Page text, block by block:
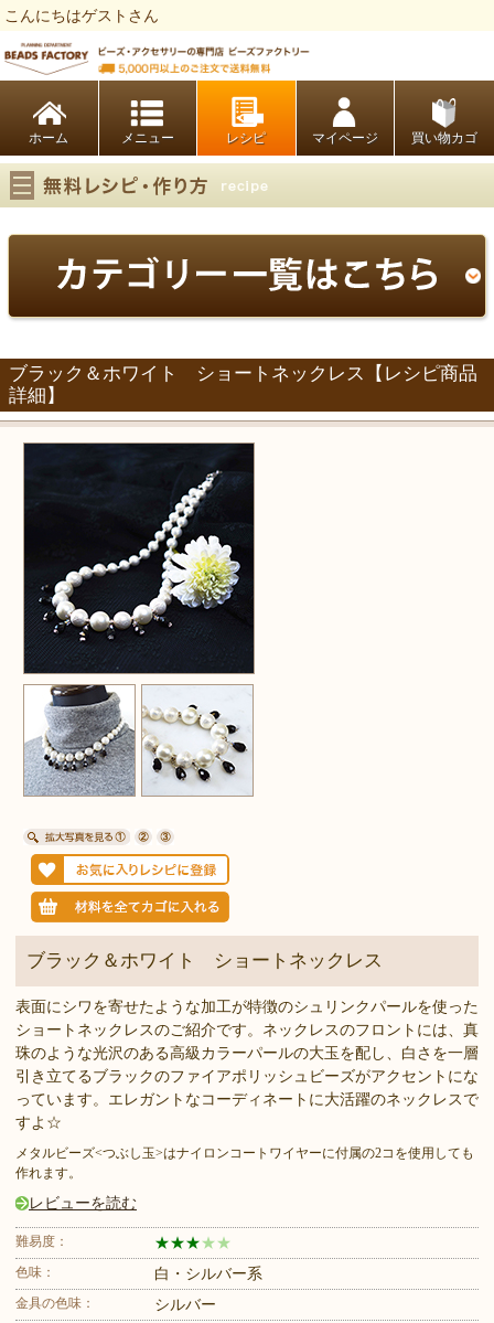
こんにちはゲストさん
ホーム レシピ マイページ 買い物カゴ
ブラック＆ホワイト ショートネックレス【レシピ商品
詳細】
ブラック＆ホワイト ショートネックレス
表面にシワを寄せたような加工が特徴のシュリンクパールを使った
ショートネックレスのご紹介です。ネックレスのフロントには、真
珠のような光沢のある高級カラーパールの大玉を配し、白さを一層
引き立てるブラックのファイアポリッシュビーズがアクセントにな
っています。エレガントなコーディネートに大活躍のネックレスで
すよ☆
メタルビーズ<つぶし玉>はナイロンコートワイヤーに付属の2コを使用しても
作れます。
レビューを読む
難易度： ★★★ ★ ★
色味： 白・シルバー系
金具の色味： シルバー